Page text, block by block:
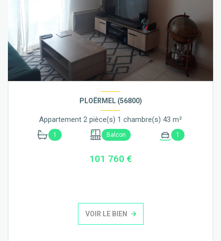
PLOËRMEL (56800)
Appartement 2 pièce(s) 1 chambre(s) 43 m²
1 Balcon 1
101 760 €
VOIR LE BIEN